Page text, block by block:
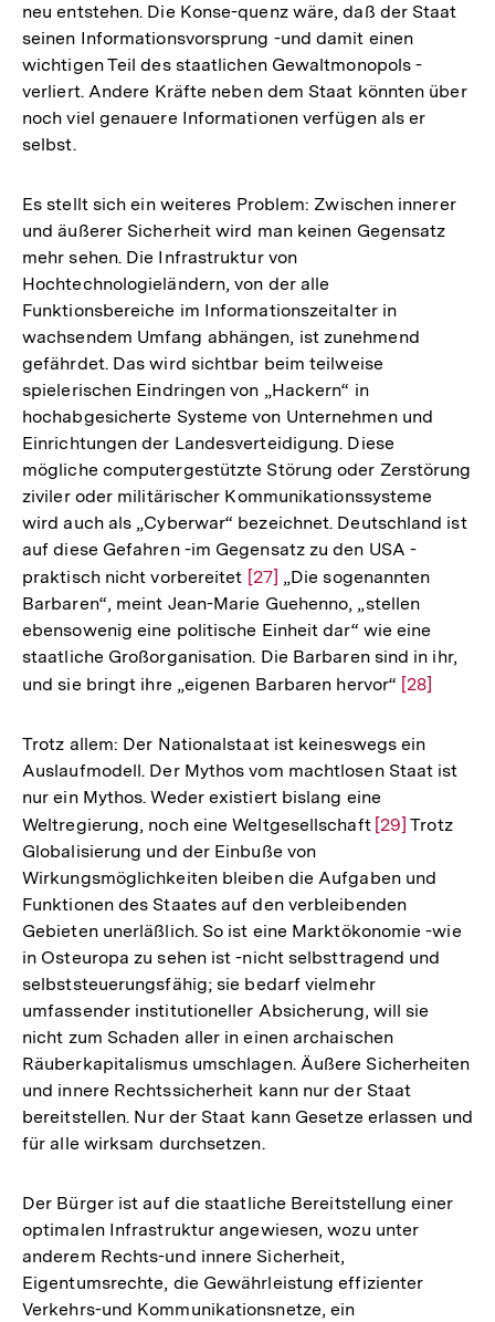
neu entstehen. Die Konse-quenz wäre, daß der Staat
seinen Informationsvorsprung -und damit einen
wichtigen Teil des staatlichen Gewaltmonopols -
verliert. Andere Kräfte neben dem Staat könnten über
noch viel genauere Informationen verfügen als er
selbst.
Es stellt sich ein weiteres Problem: Zwischen innerer
und äußerer Sicherheit wird man keinen Gegensatz
mehr sehen. Die Infrastruktur von
Hochtechnologieländern, von der alle
Funktionsbereiche im Informationszeitalter in
wachsendem Umfang abhängen, ist zunehmend
gefährdet. Das wird sichtbar beim teilweise
spielerischen Eindringen von „Hackern“ in
hochabgesicherte Systeme von Unternehmen und
Einrichtungen der Landesverteidigung. Diese
mögliche computergestützte Störung oder Zerstörung
ziviler oder militärischer Kommunikationssysteme
wird auch als „Cyberwar“ bezeichnet. Deutschland ist
auf diese Gefahren -im Gegensatz zu den USA -
praktisch nicht vorbereitet Zur
Auflösung
der
Fußnote
[27] „Die sogenannten
Barbaren“, meint Jean-Marie Guehenno, „stellen
ebensowenig eine politische Einheit dar“ wie eine
staatliche Großorganisation. Die Barbaren sind in ihr,
und sie bringt ihre „eigenen Barbaren hervor“ Zur
der
Fußnote
[28]
Trotz allem: Der Nationalstaat ist keineswegs ein
Auslaufmodell. Der Mythos vom machtlosen Staat ist
nur ein Mythos. Weder existiert bislang eine
Weltregierung, noch eine Weltgesellschaft Zur
der
Fußnote
[29] Trotz
Globalisierung und der Einbuße von
Wirkungsmöglichkeiten bleiben die Aufgaben und
Funktionen des Staates auf den verbleibenden
Gebieten unerläßlich. So ist eine Marktökonomie -wie
in Osteuropa zu sehen ist -nicht selbsttragend und
selbststeuerungsfähig; sie bedarf vielmehr
umfassender institutioneller Absicherung, will sie
nicht zum Schaden aller in einen archaischen
Räuberkapitalismus umschlagen. Äußere Sicherheiten
und innere Rechtssicherheit kann nur der Staat
bereitstellen. Nur der Staat kann Gesetze erlassen und
für alle wirksam durchsetzen.
Der Bürger ist auf die staatliche Bereitstellung einer
optimalen Infrastruktur angewiesen, wozu unter
anderem Rechts-und innere Sicherheit,
Eigentumsrechte, die Gewährleistung effizienter
Verkehrs-und Kommunikationsnetze, ein